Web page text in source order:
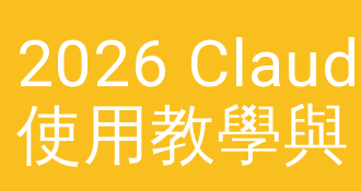
2026
使用教學